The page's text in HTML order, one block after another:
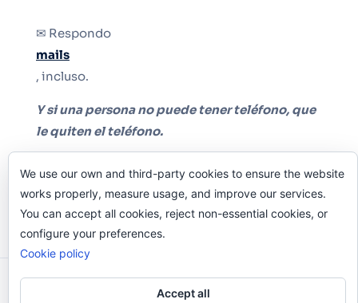
✉ Respondo
mails
, incluso.
Y si una persona no puede tener teléfono, que
le quiten el teléfono.
Odi O'Malley © 2016-2025. Todos Los Derechos
We use our own and third-party cookies to ensure the website
works properly, measure usage, and improve our services.
You can accept all cookies, reject non-essential cookies, or
configure your preferences.
Cookie policy
Accept all